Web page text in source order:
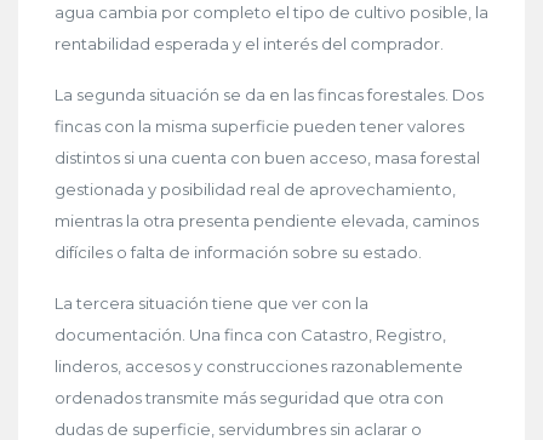
agua cambia por completo el tipo de cultivo posible, la
rentabilidad esperada y el interés del comprador.
La segunda situación se da en las fincas forestales. Dos
fincas con la misma superficie pueden tener valores
distintos si una cuenta con buen acceso, masa forestal
gestionada y posibilidad real de aprovechamiento,
mientras la otra presenta pendiente elevada, caminos
difíciles o falta de información sobre su estado.
La tercera situación tiene que ver con la
documentación. Una finca con Catastro, Registro,
linderos, accesos y construcciones razonablemente
ordenados transmite más seguridad que otra con
dudas de superficie, servidumbres sin aclarar o